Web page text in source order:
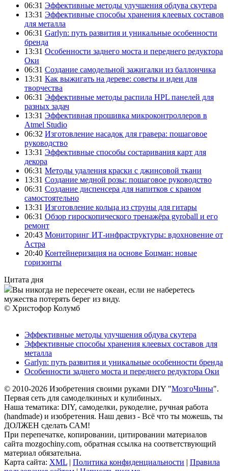
06:31 Эффективные методы улучшения обдува скутера
13:31 Эффективные способы хранения клеевых составов
для металла
06:31 Garlyn: путь развития и уникальные особенности
бренда
13:31 Особенности заднего моста и переднего редуктора
Оки
06:31 Создание самодельной зажигалки из баллончика
13:31 Как выжигать на дереве: советы и идеи для
творчества
06:31 Эффективные методы распила HPL панелей для
разных задач
13:31 Эффективная прошивка микроконтроллеров в
Atmel Studio
06:32 Изготовление насадок для гравера: пошаговое
руководство
13:31 Эффективные способы состаривания карт для
декора
06:31 Методы удаления краски с джинсовой ткани
13:31 Создание медной розы: пошаговое руководство
06:31 Создание диспенсера для напитков с краном
самостоятельно
13:31 Изготовление кольца из струны для гитары
06:31 Обзор гироскопического тренажёра gyroball и его
ремонт
20:43 Мониторинг ИТ-инфраструктуры: вдохновение от
Астра
20:40 Контейнеризация на основе Боцман: новые
горизонты
Цитата дня
Вы никогда не пересечете океан, если не наберетесь
мужества потерять берег из виду.
© Христофор Колумб
Эффективные методы улучшения обдува скутера
Эффективные способы хранения клеевых составов для
металла
Garlyn: путь развития и уникальные особенности бренда
Особенности заднего моста и переднего редуктора Оки
© 2010-2026 Изобретения своими руками DIY "МозгоЧины".
Первая сеть для самоделкиных и кулибиных.
Наша тематика: DIY, самоделки, рукоделие, ручная работа
(handmade) и изобретения. Наш девиз - Всё что ты можешь, ты
ДОЛЖЕН сделать САМ!
При перепечатке, копировании, цитировании материалов
сайта mozgochiny.com, обратная ссылка на соответствующий
материал обязательна.
Карта сайта: XML | Политика конфиденциальности | Правила